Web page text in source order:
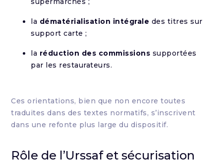
la dématérialisation intégrale des titres sur
support carte ;
la réduction des commissions supportées
par les restaurateurs.
Ces orientations, bien que non encore toutes
traduites dans des textes normatifs, s’inscrivent
dans une refonte plus large du dispositif.
Rôle de l’Urssaf et sécurisation